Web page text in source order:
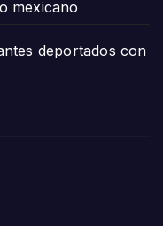
mexicano
deportados con